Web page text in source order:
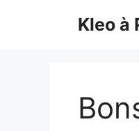
Kleo à